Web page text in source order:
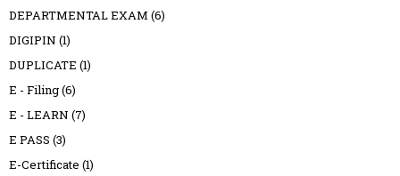
DEPARTMENTAL EXAM (6)
DIGIPIN (1)
DUPLICATE (1)
E - Filing(6)
E - LEARN (7)
E PASS (3)
E-Certificate (1)